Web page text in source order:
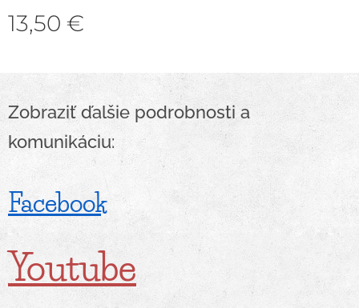
13,50 €
Zobraziť ďalšie podrobnosti a
komunikáciu:
Facebook
Youtube